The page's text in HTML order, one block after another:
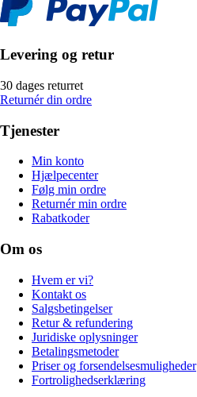
Levering og retur
30 dages returret
Returnér din ordre
Tjenester
Min konto
Hjælpecenter
Følg min ordre
Returnér min ordre
Rabatkoder
Om os
Hvem er vi?
Kontakt os
Salgsbetingelser
Retur & refundering
Juridiske oplysninger
Betalingsmetoder
Priser og forsendelsesmuligheder
Fortrolighedserklæring